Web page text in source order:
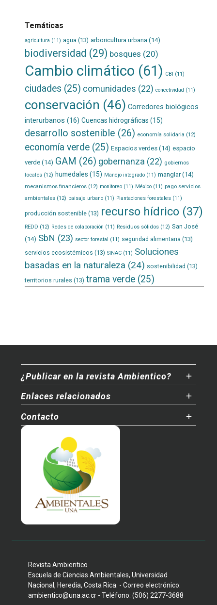
Temáticas
agricultura (11) agua (13) arboricultura urbana(14)
biodiversidad (29) bosques (20)
Cambio climático (61) CBI (11)
ciudades (25) comunidades (22) conectividad (11)
conservación (46) Corredores biológicos
interurbanos (16) Cuencas hidrográficas (15)
desarrollo sostenible (26) economía solidaria (12)
economía verde(25) Espacios verdes(14) espacio
verde(14) GAM (26) gobernanza (22) gobiernos
locales(12) humedales (15) Manejo integrado(11) manglar(14)
mecanismos financieros(12) monitoreo(11) México(11) pago servicios
ambientales(12) paisaje urbano(11) Plantaciones forestales(11)
producción sostenible(13) recurso hídrico(37)
REDD (12) Redes de colaboración (11) Residuos sólidos(12) San José
(14) SbN (23) sector forestal (11) seguridad alimentaria (13)
servicios ecosistémicos (13) SINAC(11) Soluciones
basadas en la naturaleza (24) sostenibilidad (13)
territorios rurales (13) trama verde(25)
¿Publicar en la revista Ambientico?
Enlaces relacionados
Contacto
Revista Ambientico
Escuela de Ciencias Ambientales, Universidad
Nacional, Heredia, Costa Rica. - Correo electrónico:
ambientico@una.ac.cr - Teléfono: (506) 2277-3688